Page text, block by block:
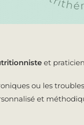
et
ou les
et